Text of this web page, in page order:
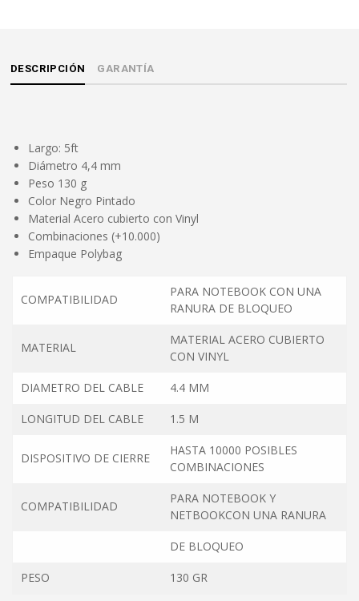
DESCRIPCIÓN GARANTÍA
Largo: 5ft
Diámetro 4,4 mm
Peso 130 g
Color Negro Pintado
Material Acero cubierto con Vinyl
Combinaciones (+10.000)
Empaque Polybag
COMPATIBILIDAD
PARA NOTEBOOK CON UNA
RANURA DE BLOQUEO
MATERIAL
MATERIAL ACERO CUBIERTO
CON VINYL
DIAMETRO DEL CABLE 4.4 MM
LONGITUD DEL CABLE 1.5 M
DISPOSITIVO DE CIERRE
HASTA 10000 POSIBLES
COMBINACIONES
COMPATIBILIDAD
PARA NOTEBOOK Y
NETBOOKCON UNA RANURA
DE BLOQUEO
PESO 130 GR